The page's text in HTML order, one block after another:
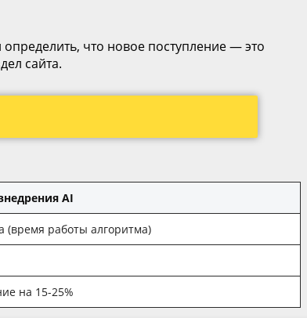
что новое поступление — это
сайта.
AI
(время работы алгоритма)
на 15-25%